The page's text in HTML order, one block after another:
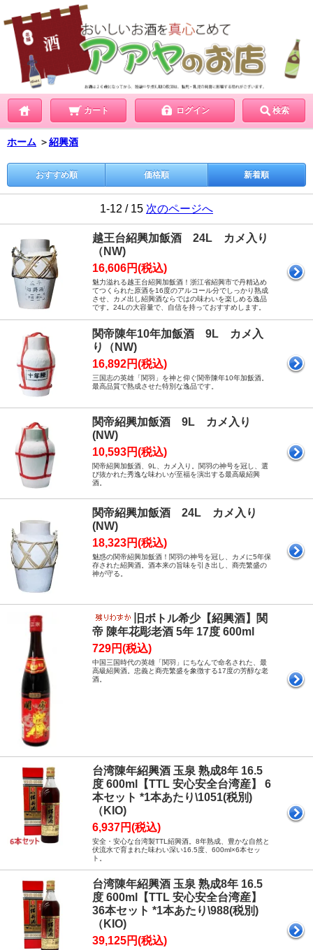
カート ログイン 検索
ホーム ＞紹興酒
おすすめ順 価格順 新着順
1-12 / 15 次のページへ
越王台紹興加飯酒 24L カメ入り
（NW)
16,606円(税込)
魅力溢れる越王台紹興加飯酒！浙江省紹興市で丹精込め
てつくられた原酒を16度のアルコール分でしっかり熟成
させ、カメ出し紹興酒ならではの味わいを楽しめる逸品
です。24Lの大容量で、自信を持っておすすめします。
関帝陳年10年加飯酒 9L カメ入
り（NW)
16,892円(税込)
三国志の英雄「関羽」を神と仰ぐ関帝陳年10年加飯酒。
最高品質で熟成させた特別な逸品です。
関帝紹興加飯酒 9L カメ入り
(NW)
10,593円(税込)
関帝紹興加飯酒、9L、カメ入り。関羽の神号を冠し、選
び抜かれた秀逸な味わいが至福を演出する最高級紹興
酒。
関帝紹興加飯酒 24L カメ入り
(NW)
18,323円(税込)
魅惑の関帝紹興加飯酒！関羽の神号を冠し、カメに5年保
存された紹興酒。酒本来の旨味を引き出し、商売繁盛の
神が守る。
旧ボトル希少【紹興酒】関
帝 陳年花彫老酒 5年 17度 600ml
729円(税込)
中国三国時代の英雄「関羽」にちなんで命名された、最
高級紹興酒。忠義と商売繁盛を象徴する17度の芳醇な老
酒。
台湾陳年紹興酒 玉泉 熟成8年 16.5
度 600ml【TTL 安心安全台湾産】 6
本セット *1本あたり\1051(税別)
（KIO)
6,937円(税込)
安全・安心な台湾製TTL紹興酒。8年熟成、豊かな自然と
伏流水で育まれた味わい深い16.5度、600ml×6本セッ
ト。
台湾陳年紹興酒 玉泉 熟成8年 16.5
度 600ml【TTL 安心安全台湾産】
36本セット *1本あたり\988(税別)
（KIO)
39,125円(税込)